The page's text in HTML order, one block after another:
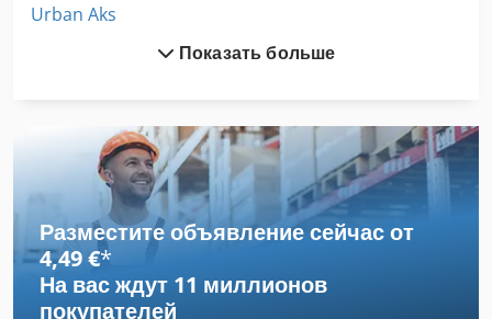
Urban Aks
Автоматический Питатель
Детали
Другое Оборудование
Кондитерские Изделия
Лабораторное Оборудование
Показать больше
Разместите объявление сейчас от
4,49 €*
На вас ждут 11 миллионов
покупателей